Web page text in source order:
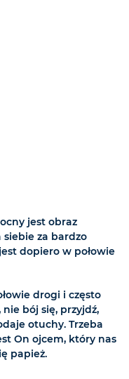
jest obraz
za bardzo
dopiero w połowie
drogi i często
nie bój się, przyjdź,
otuchy. Trzeba
On ojcem, który nas
papież.